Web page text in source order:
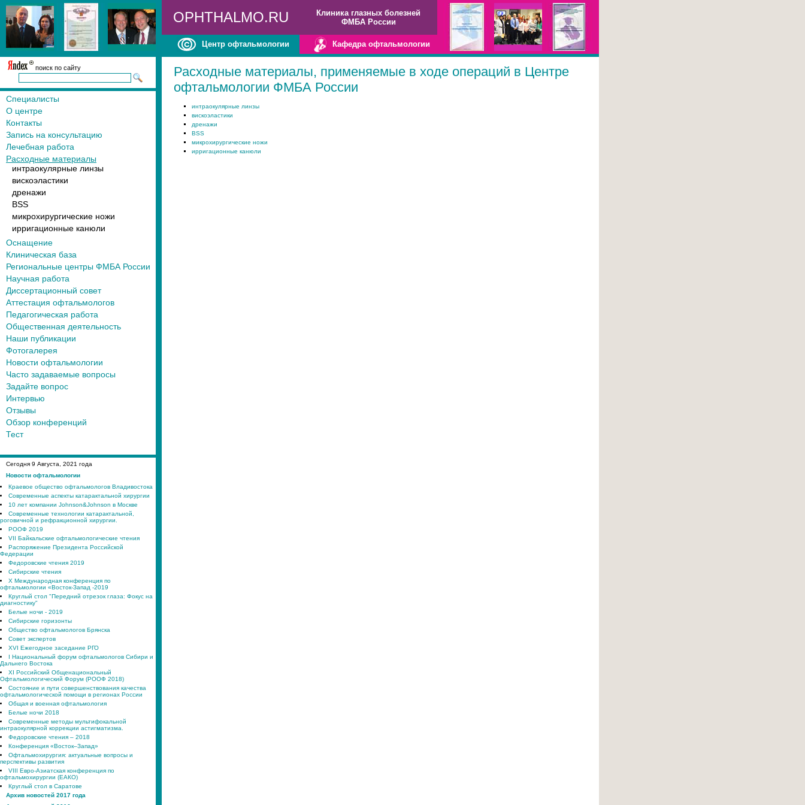
OPHTHALMO.RU
Клиника глазных болезней
ФМБА России
Центр офтальмологии Кафедра офтальмологии
поиск по сайту
Специалисты
О центре
Контакты
Запись на консультацию
Лечебная работа
Расходные материалы
интраокулярные линзы
вискоэластики
дренажи
BSS
микрохирургические ножи
ирригационные канюли
Оснащение
Клиническая база
Региональные центры ФМБА России
Научная работа
Диссертационный совет
Аттестация офтальмологов
Педагогическая работа
Общественная деятельность
Наши публикации
Фотогалерея
Новости офтальмологии
Часто задаваемые вопросы
Задайте вопрос
Интервью
Отзывы
Обзор конференций
Тест
Сегодня 9 Августа, 2021 года
Новости офтальмологии
Краевое общество офтальмологов Владивостока
Современные аспекты катарактальной хирургии
10 лет компании Johnson&Johnson в Москве
Современные технологии катарактальной,
роговичной и рефракционной хирургии.
РООФ 2019
VII Байкальские офтальмологические чтения
Распоряжение Президента Российской
Федерации
Федоровские чтения 2019
Сибирские чтения
X Международная конференция по
офтальмологии «Восток-Запад -2019
Круглый стол "Передний отрезок глаза: Фокус на
диагностику"
Белые ночи - 2019
Сибирские горизонты
Общество офтальмологов Брянска
Совет экспертов
XVI Ежегодное заседание РГО
I Национальный форум офтальмологов Сибири и
Дальнего Востока
XI Российский Общенациональный
Офтальмологический Форум (РООФ 2018)
Состояние и пути совершенствования качества
офтальмологической помощи в регионах России
Общая и военная офтальмология
Белые ночи 2018
Современные методы мультифокальной
интраокулярной коррекции астигматизма.
Федоровские чтения – 2018
Конференция «Восток–Запад»
Офтальмохирургия: актуальные вопросы и
перспективы развития
VIII Евро-Азиатская конференция по
офтальмохирургии (ЕАКО)
Круглый стол в Саратове
Архив новостей 2017 года
Расходные материалы, применяемые в ходе операций в Центре
офтальмологии ФМБА России
интраокулярные линзы
вискоэластики
дренажи
BSS
микрохирургические ножи
ирригационные канюли